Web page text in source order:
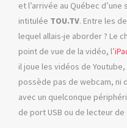
et l’arrivée au Québec
intitulée TOU.TV. Entre les
lequel allais-je aborder ? Le
point de vue de la vidéo, l’
il joue les vidéos de Youtube,
possède pas de webcam, ni
avec un quelconque
de port USB ou de lecteur